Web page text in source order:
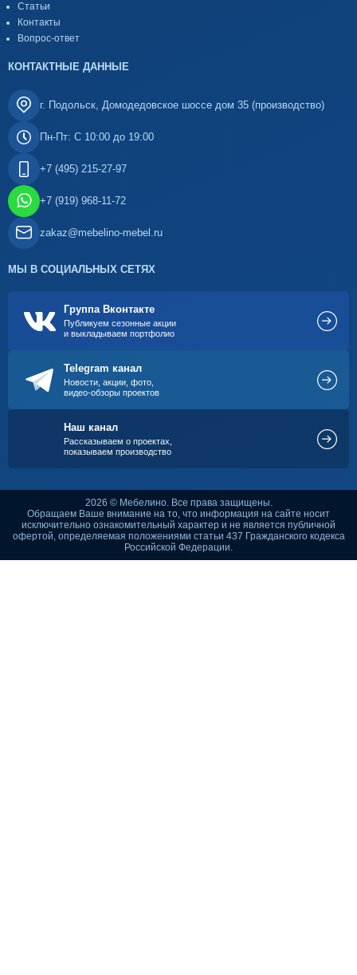
Статьи
Контакты
Вопрос-ответ
КОНТАКТНЫЕ ДАННЫЕ
г. Подольск, Домодедовское шоссе дом 35 (производство)
Пн-Пт: С 10:00 до 19:00
+7 (495) 215-27-97
+7 (919) 968-11-72
zakaz@mebelino-mebel.ru
МЫ В СОЦИАЛЬНЫХ СЕТЯХ
Группа Вконтакте
Публикуем сезонные акции
и выкладываем портфолио
Telegram канал
Новости, акции, фото,
видео-обзоры проектов
Наш канал
Рассказываем о проектах,
показываем производство
2026 © Мебелино. Все права защищены.
Обращаем Ваше внимание на то, что информация на сайте носит
исключительно ознакомительный характер и не является публичной
офертой, определяемая положениями статьи 437 Гражданского кодекса
Российской Федерации.